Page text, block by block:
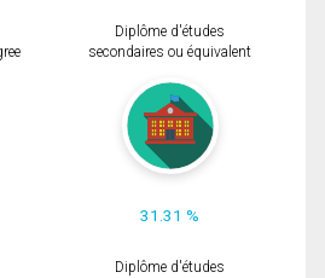
Diplôme d'études
secondaires ou équivalent
31.31 %
Diplôme d'études